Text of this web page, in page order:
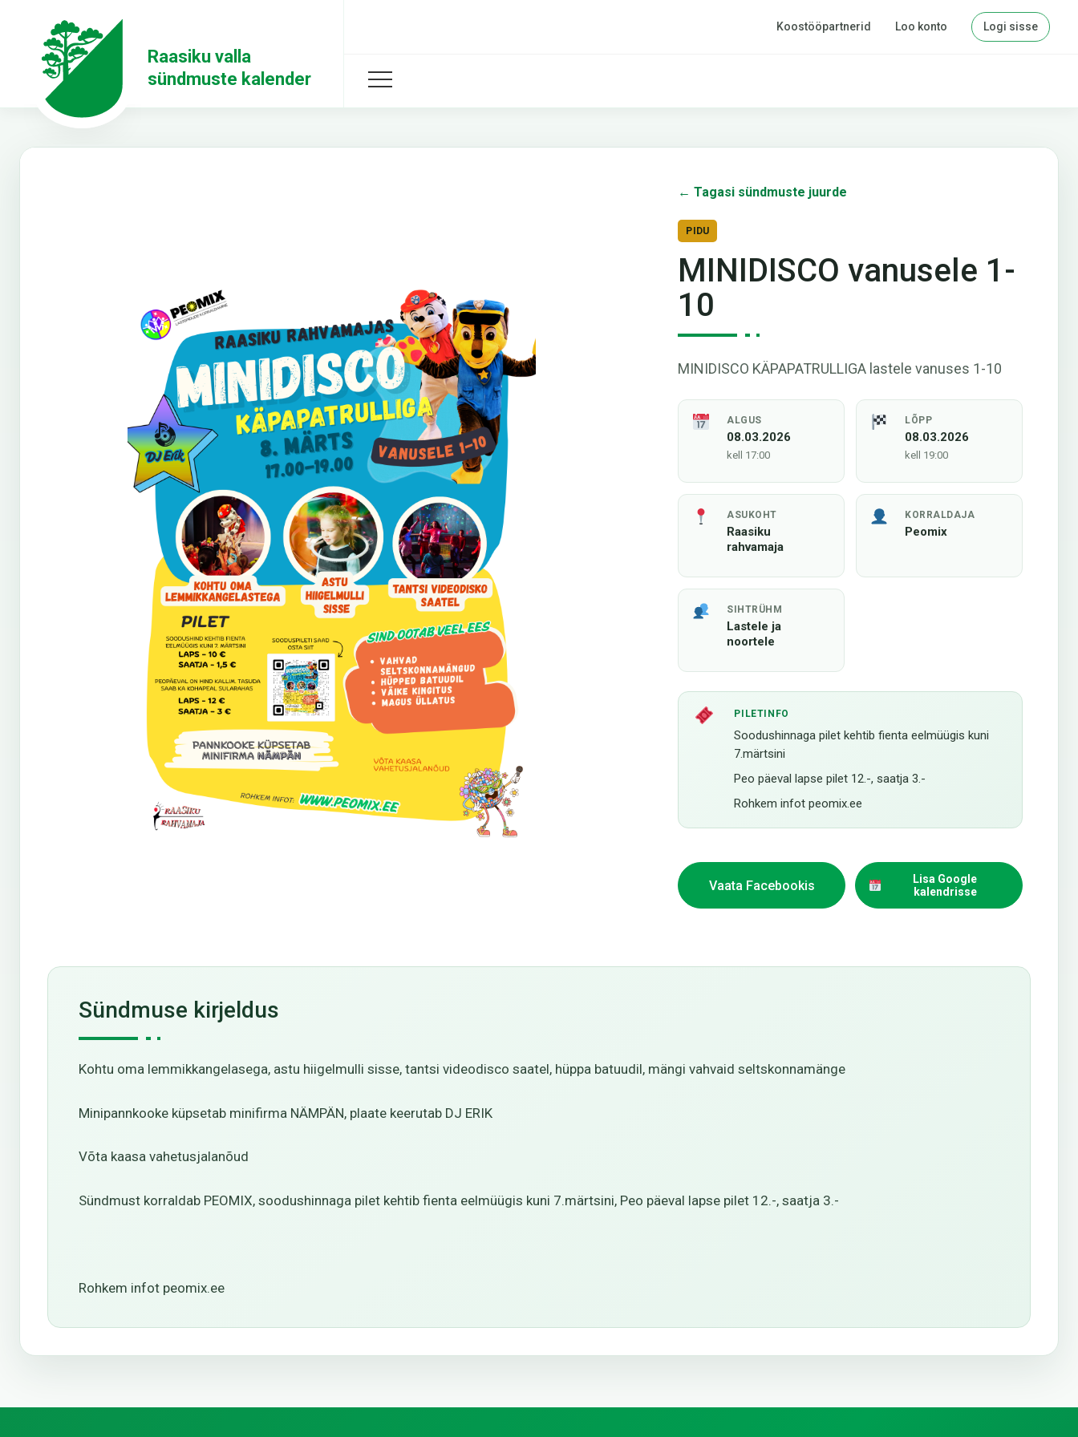
Raasiku valla
sündmuste kalender
Koostööpartnerid Loo konto Logi sisse
← Tagasi sündmuste juurde
PIDU
MINIDISCO vanusele 1-
10
MINIDISCO KÄPAPATRULLIGA lastele vanuses 1-10
ALGUS
08.03.2026
kell 17:00
LÕPP
08.03.2026
kell 19:00
ASUKOHT
Raasiku
rahvamaja
KORRALDAJA
Peomix
SIHTRÜHM
Lastele ja
noortele
PILETINFO
Soodushinnaga pilet kehtib fienta eelmüügis kuni
7.märtsini
Peo päeval lapse pilet 12.-, saatja 3.-
Rohkem infot peomix.ee
Vaata Facebookis
Lisa Google
kalendrisse
Sündmuse kirjeldus
Kohtu oma lemmikkangelasega, astu hiigelmulli sisse, tantsi videodisco saatel, hüppa batuudil, mängi vahvaid seltskonnamänge
Minipannkooke küpsetab minifirma NÄMPÄN, plaate keerutab DJ ERIK
Võta kaasa vahetusjalanõud
Sündmust korraldab PEOMIX, soodushinnaga pilet kehtib fienta eelmüügis kuni 7.märtsini, Peo päeval lapse pilet 12.-, saatja 3.-
Rohkem infot peomix.ee